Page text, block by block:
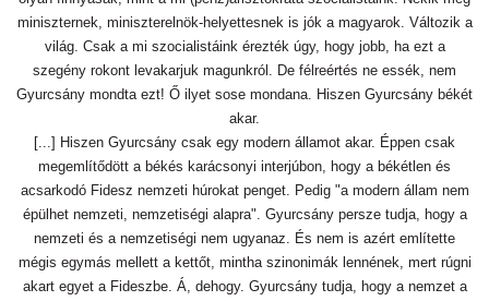
miniszternek, miniszterelnök-helyettesnek is jók a magyarok. Változik a
világ. Csak a mi szocialistáink érezték úgy, hogy jobb, ha ezt a
szegény rokont levakarjuk magunkról. De félreértés ne essék, nem
Gyurcsány mondta ezt! Ő ilyet sose mondana. Hiszen Gyurcsány békét
akar.
[...] Hiszen Gyurcsány csak egy modern államot akar. Éppen csak
megemlítődött a békés karácsonyi interjúbon, hogy a békétlen és
acsarkodó Fidesz nemzeti húrokat penget. Pedig "a modern állam nem
épülhet nemzeti, nemzetiségi alapra". Gyurcsány persze tudja, hogy a
nemzeti és a nemzetiségi nem ugyanaz. És nem is azért említette
mégis egymás mellett a kettőt, mintha szinonimák lennének, mert rúgni
akart egyet a Fideszbe. Á, dehogy. Gyurcsány tudja, hogy a nemzet a